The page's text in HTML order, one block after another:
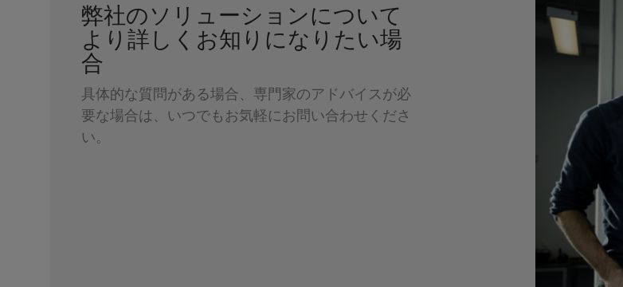
弊社のソリューションについて
より詳しくお知りになりたい場
合
具体的な質問がある場合、専門家のアドバイスが必
要な場合は、いつでもお気軽にお問い合わせくださ
い。